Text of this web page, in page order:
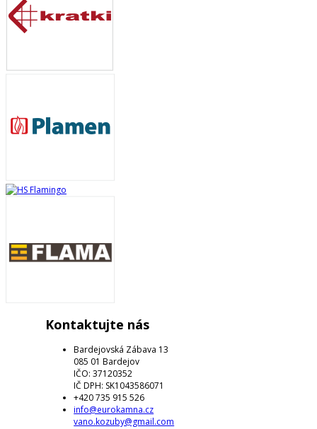
Kontaktujte nás
Bardejovská Zábava 13
085 01 Bardejov
IČO: 37120352
IČ DPH: SK1043586071
+420 735 915 526
info@eurokamna.cz
vano.kozuby@gmail.com